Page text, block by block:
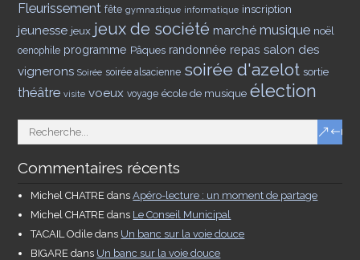
Fleurissement fête gymnastique informatique inscription
jeunesse jeux jeux de société marché musique noël
oenophile programme Pâques randonnée repas salon des
vignerons Soirée soirée alsacienne soirée d'azelot sortie
théâtre visite voeux voyage école de musique élection
Commentaires récents
Michel CHATRE dansApéro-lecture : un moment de partage
Michel CHATRE dans Le Conseil Municipal
TACAIL Odile dans Un banc sur la voie douce
BIGARE dans Un banc sur la voie douce